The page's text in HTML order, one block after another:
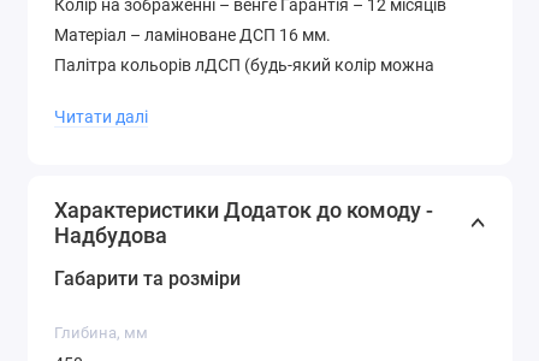
Колір на зображенні – венге Гарантія – 12 місяців
Матеріал – ламіноване ДСП 16 мм.
Палітра кольорів лДСП (будь-який колір можна
Читати далі
Характеристики Додаток до комоду -
Надбудова
Габарити та розміри
Глибина, мм